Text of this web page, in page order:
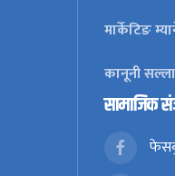
मार्केटिङ
कानूनी
सामाजिक